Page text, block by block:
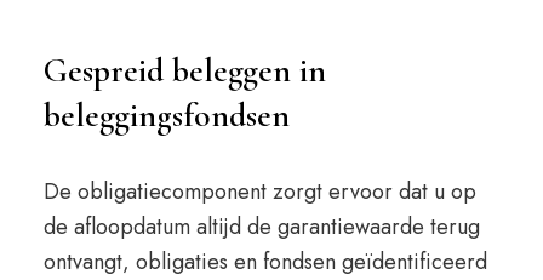
Gespreid beleggen in
beleggingsfondsen
De obligatiecomponent zorgt ervoor dat u op
de afloopdatum altijd de garantiewaarde terug
ontvangt, obligaties en fondsen geïdentificeerd